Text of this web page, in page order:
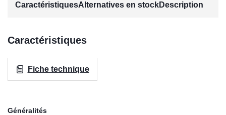
CaractéristiquesAlternatives en stockDescription
Caractéristiques
Fiche technique
Généralités